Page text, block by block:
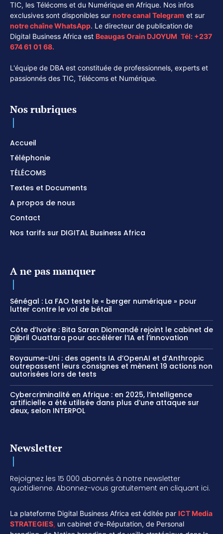
TIC, les Télécoms et du Numérique en Afrique. Nos infos
exclusives sont disponibles sur notre canal Telegram et sur
notre chaîneWhatsApp. Le directeur de publication de
Digital Business Africa est Beaugas Orain DJOYUM. Tél: +237
674 61 01 68.
L'équipe de DBA est constituée de professionnels, experts et
passionnés des TIC, Télécoms et Numérique.
Nos rubriques
Accueil
Téléphonie
TÉLÉCOMS
Textes et Documents
A propos de nous
Contact
Nos tarifs sur DIGITAL Business Africa
A ne pas manquer
Sénégal : La FAO teste le « berger numérique » pour
lutter contre le vol de bétail
Côte d’Ivoire : Bita Saran Diomandé rejoint le cabinet de
Djibril Ouattara pour accélérer l’IA et l’innovation
Royaume-Uni : des agents IA d’OpenAI et d’Anthropic
outrepassent leurs consignes et mènent 19 actions non
autorisées lors de tests
Cybercriminalité en Afrique : en 2025, l’intelligence
artificielle a été utilisée dans plus d’une attaque sur
deux, selon INTERPOL
Newsletter
Rejoignez les 15 000 abonnés à notre newsletter
quotidienne. Abonnez-vous gratuitement en cliquant ici.
La plateforme Digital Business Africa est éditée par ICT Media
STRATEGIES, un cabinet d'e-Réputation, de Personal